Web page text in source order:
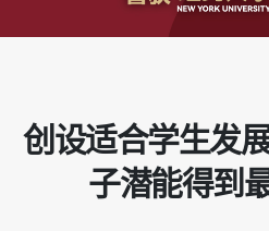
创设适合学生发
子潜能得到